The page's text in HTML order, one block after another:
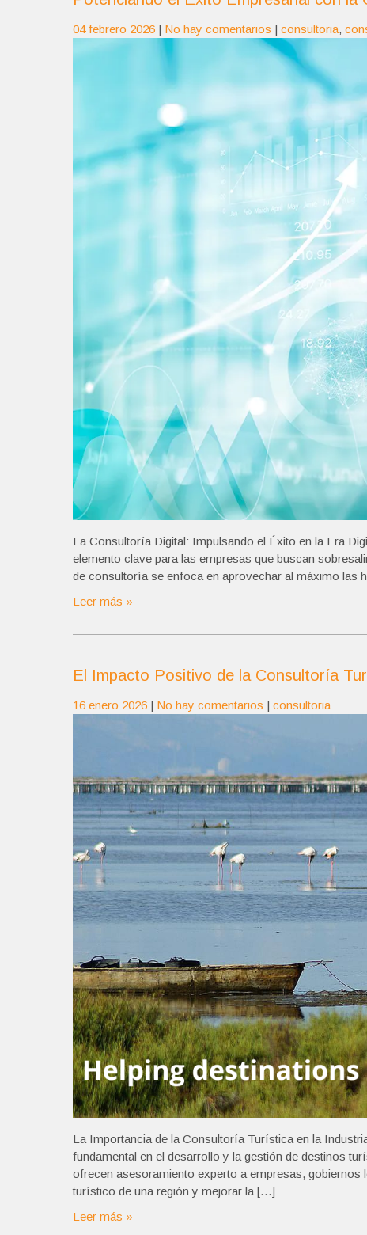
04 febrero 2026 | No hay comentarios | consultoria,
La Consultoría Digital: Impulsando el Éxito en la Era
elemento clave para las empresas que buscan
de consultoría se enfoca en aprovechar al máximo las
Leer más »
El Impacto Positivo de la Consultoría
16 enero 2026 | No hay comentarios | consultoria
La Importancia de la Consultoría Turística en la
fundamental en el desarrollo y la gestión de destinos
ofrecen asesoramiento experto a empresas,
turístico de una región y mejorar la […]
Leer más »